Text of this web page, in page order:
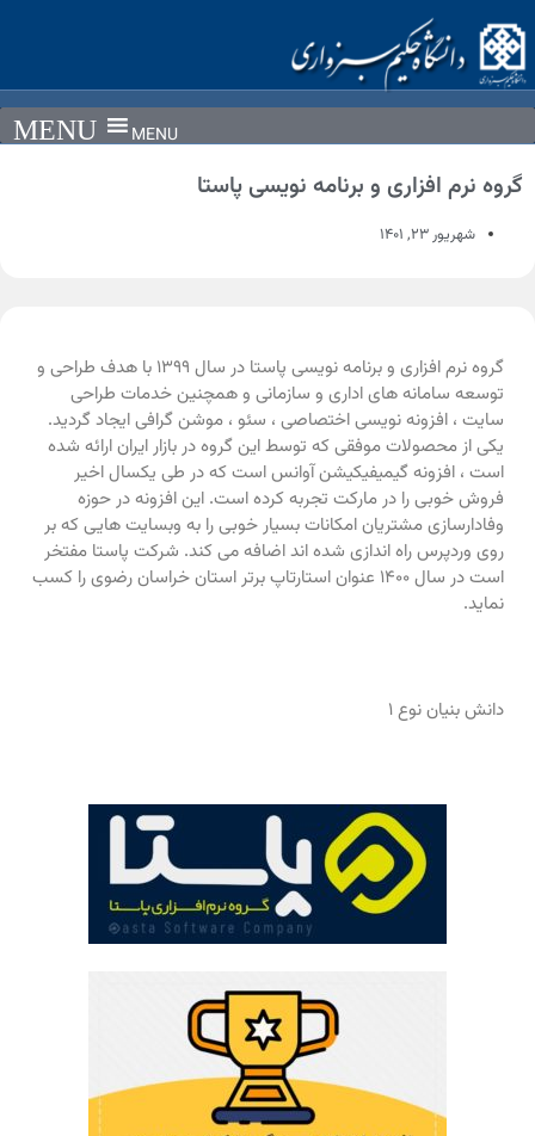
MENU
گروه نرم افزاری و برنامه نویسی پاستا
شهریور ۲۳, ۱۴۰۱
گروه نرم افزاری و برنامه نویسی پاستا در سال ۱۳۹۹ با هدف طراحی و
توسعه سامانه های اداری و سازمانی و همچنین خدمات طراحی
سایت ، افزونه نویسی اختصاصی ، سئو ، موشن گرافی ایجاد گردید.
یکی از محصولات موفقی که توسط این گروه در بازار ایران ارائه شده
است ، افزونه گیمیفیکیشن آوانس است که در طی یکسال اخیر
فروش خوبی را در مارکت تجربه کرده است. این افزونه در حوزه
وفادارسازی مشتریان امکانات بسیار خوبی را به وبسایت هایی که بر
روی وردپرس راه اندازی شده اند اضافه می کند. شرکت پاستا مفتخر
است در سال ۱۴۰۰ عنوان استارتاپ برتر استان خراسان رضوی را کسب
نماید.
دانش بنیان نوع ۱